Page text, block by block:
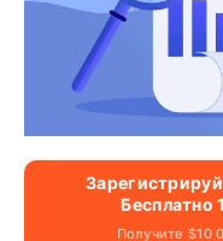
Получите $10